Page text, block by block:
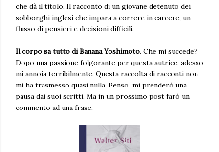
che dà il titolo. Il racconto di un giovane detenuto dei
sobborghi inglesi che impara a correre in carcere, un
flusso di pensieri e decisioni difficili.
Il corpo sa tutto di Banana Yoshimoto. Che mi succede?
Dopo una passione folgorante per questa autrice, adesso
mi annoia terribilmente. Questa raccolta di racconti non
mi ha trasmesso quasi nulla. Penso mi prenderò una
pausa dai suoi scritti. Ma in un prossimo post farò un
commento ad una frase.